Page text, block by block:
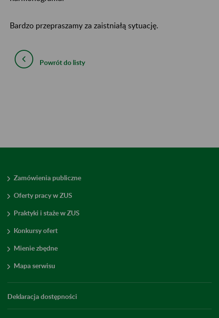
Bardzo przepraszamy za zaistniałą sytuację.
Powrót do listy
Zamówienia publiczne
Oferty pracy w ZUS
Praktyki i staże w ZUS
Konkursy ofert
Mienie zbędne
Mapa serwisu
Deklaracja dostępności